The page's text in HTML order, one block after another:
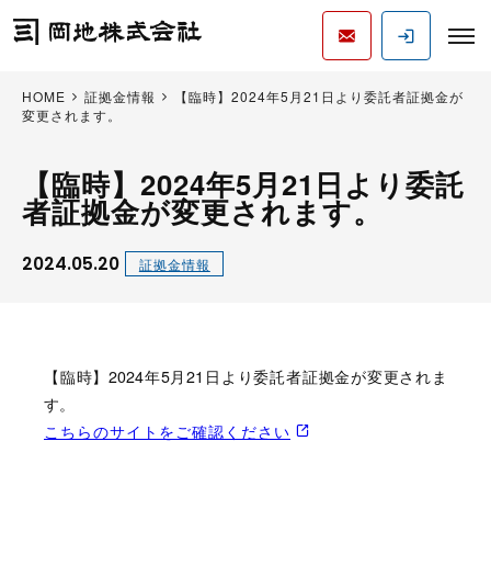
HOME 証拠金情報
【臨時】2024年5月21日より委託者証拠金が
変更されます。
【臨時】2024年5月21日より委託
者証拠金が変更されます。
2024.05.20 証拠金情報
【臨時】2024年5月21日より委託者証拠金が変更されま
す。
こちらのサイトをご確認ください